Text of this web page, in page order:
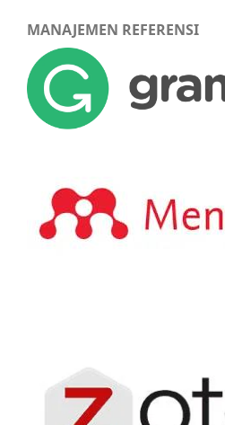
MANAJEMEN REFERENSI